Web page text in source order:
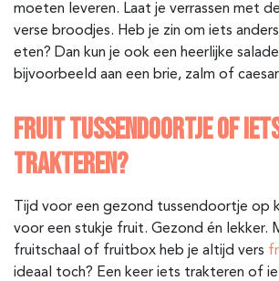
moeten leveren. Laat je verrassen met
verse broodjes. Heb je zin om iets
eten? Dan kun je ook een heerlijke
bijvoorbeeld aan een brie, zalm of
FRUIT TUSSENDOORTJE OF
TRAKTEREN?
Tijd voor een gezond tussendoortje op
voor een stukje fruit. Gezond én lekker.
fruitschaal of fruitbox heb je altijd vers
ideaal toch? Een keer iets trakteren of